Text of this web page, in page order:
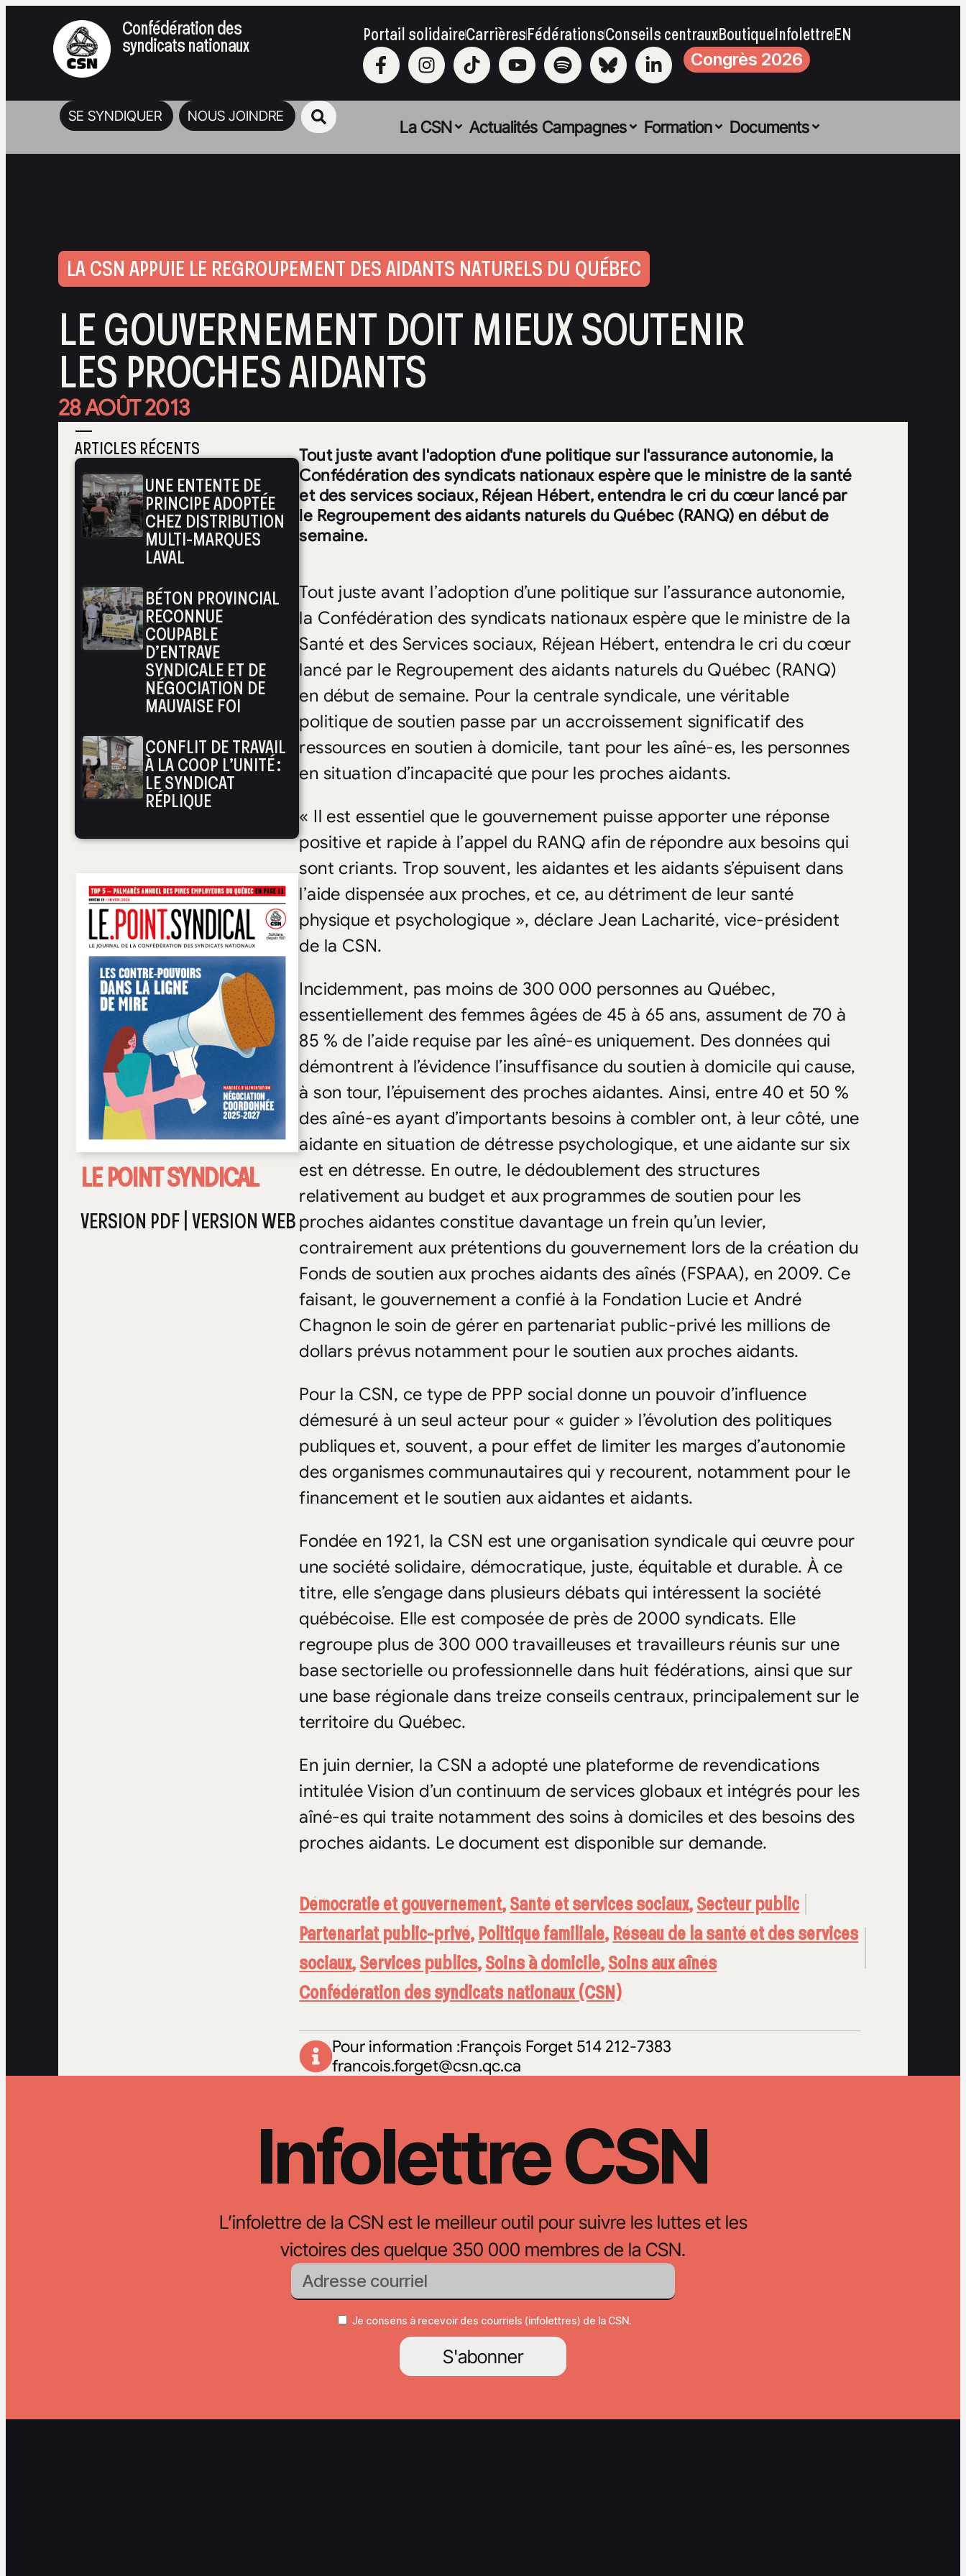
Confédération des
syndicats nationaux Portail solidaireCarrièresFédérationsConseils centrauxBoutiqueInfolettreEN
Congrès 2026
SE SYNDIQUER NOUS JOINDRE
La CSN Actualités Campagnes Formation Documents
LA CSN APPUIE LE REGROUPEMENT DES AIDANTS NATURELS DU QUÉBEC
LE GOUVERNEMENT DOIT MIEUX SOUTENIR
LES PROCHES AIDANTS
28 AOÛT 2013
—
ARTICLES RÉCENTS
UNE ENTENTE DE
PRINCIPE ADOPTÉE
CHEZ DISTRIBUTION
MULTI-MARQUES
LAVAL
BÉTON PROVINCIAL
RECONNUE
COUPABLE
D’ENTRAVE
SYNDICALE ET DE
NÉGOCIATION DE
MAUVAISE FOI
CONFLIT DE TRAVAIL
À LA COOP L’UNITÉ :
LE SYNDICAT
RÉPLIQUE
LE POINT SYNDICAL
VERSION PDF|VERSION WEB
Tout juste avant l'adoption d'une politique sur l'assurance autonomie, la
Confédération des syndicats nationaux espère que le ministre de la santé
et des services sociaux, Réjean Hébert, entendra le cri du cœur lancé par
le Regroupement des aidants naturels du Québec (RANQ) en début de
semaine.
Tout juste avant l’adoption d’une politique sur l’assurance autonomie,
la Confédération des syndicats nationaux espère que le ministre de la
Santé et des Services sociaux, Réjean Hébert, entendra le cri du cœur
lancé par le Regroupement des aidants naturels du Québec (RANQ)
en début de semaine. Pour la centrale syndicale, une véritable
politique de soutien passe par un accroissement significatif des
ressources en soutien à domicile, tant pour les aîné-es, les personnes
en situation d’incapacité que pour les proches aidants.
« Il est essentiel que le gouvernement puisse apporter une réponse
positive et rapide à l’appel du RANQ afin de répondre aux besoins qui
sont criants. Trop souvent, les aidantes et les aidants s’épuisent dans
l’aide dispensée aux proches, et ce, au détriment de leur santé
physique et psychologique », déclare Jean Lacharité, vice-président
de la CSN.
Incidemment, pas moins de 300 000 personnes au Québec,
essentiellement des femmes âgées de 45 à 65 ans, assument de 70 à
85 % de l’aide requise par les aîné-es uniquement. Des données qui
démontrent à l’évidence l’insuffisance du soutien à domicile qui cause,
à son tour, l’épuisement des proches aidantes. Ainsi, entre 40 et 50 %
des aîné-es ayant d’importants besoins à combler ont, à leur côté, une
aidante en situation de détresse psychologique, et une aidante sur six
est en détresse. En outre, le dédoublement des structures
relativement au budget et aux programmes de soutien pour les
proches aidantes constitue davantage un frein qu’un levier,
contrairement aux prétentions du gouvernement lors de la création du
Fonds de soutien aux proches aidants des aînés (FSPAA), en 2009. Ce
faisant, le gouvernement a confié à la Fondation Lucie et André
Chagnon le soin de gérer en partenariat public-privé les millions de
dollars prévus notamment pour le soutien aux proches aidants.
Pour la CSN, ce type de PPP social donne un pouvoir d’influence
démesuré à un seul acteur pour « guider » l’évolution des politiques
publiques et, souvent, a pour effet de limiter les marges d’autonomie
des organismes communautaires qui y recourent, notamment pour le
financement et le soutien aux aidantes et aidants.
Fondée en 1921, la CSN est une organisation syndicale qui œuvre pour
une société solidaire, démocratique, juste, équitable et durable. À ce
titre, elle s’engage dans plusieurs débats qui intéressent la société
québécoise. Elle est composée de près de 2000 syndicats. Elle
regroupe plus de 300 000 travailleuses et travailleurs réunis sur une
base sectorielle ou professionnelle dans huit fédérations, ainsi que sur
une base régionale dans treize conseils centraux, principalement sur le
territoire du Québec.
En juin dernier, la CSN a adopté une plateforme de revendications
intitulée Vision d’un continuum de services globaux et intégrés pour les
aîné-es qui traite notamment des soins à domiciles et des besoins des
proches aidants. Le document est disponible sur demande.
Démocratie et gouvernement,Santé et services sociaux,Secteur public
Partenariat public-privé,Politique familiale,Réseau de la santé et des services
sociaux,Services publics,Soins à domicile,Soins aux aînés
Confédération des syndicats nationaux (CSN)
Pour information :François Forget 514 212-7383
francois.forget@csn.qc.ca
Infolettre CSN
L’infolettre de la CSN est le meilleur outil pour suivre les luttes et les
victoires des quelque 350 000 membres de la CSN.
Je consens à recevoir des courriels (infolettres) de la CSN.
S'abonner